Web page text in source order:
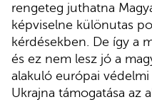
rengeteg juthatna
képviselne különutas
kérdésekben. De így a
és ez nem lesz jó a
alakuló európai
Ukrajna támogatása az